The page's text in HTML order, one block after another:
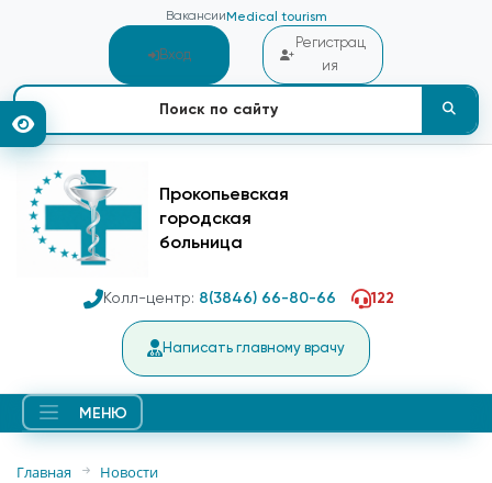
Вакансии Medical tourism
Вход
Регистрац
ия
Прокопьевская
городская
больница
Колл-центр: 8(3846) 66-80-66 122
Написать главному врачу
МЕНЮ
Главная
Новости